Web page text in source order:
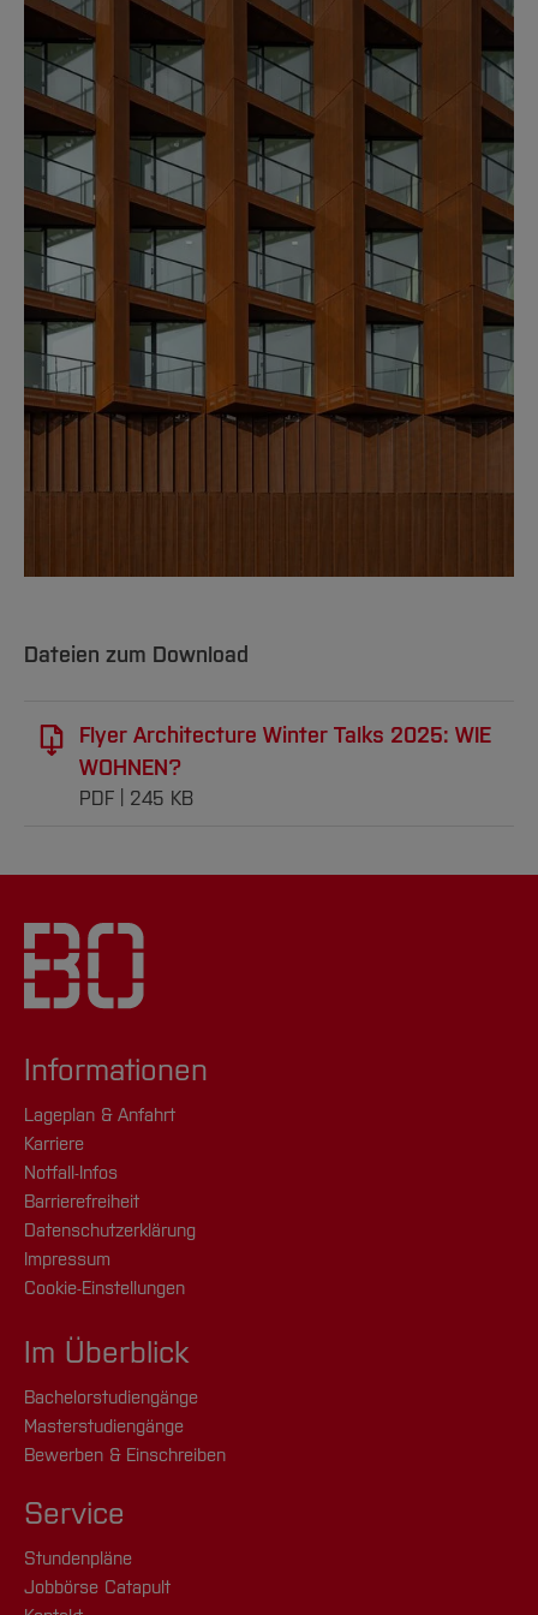
Dateien zum Download
Flyer Architecture Winter Talks 2025: WIE
WOHNEN?
PDF 245 KB
Informationen
Lageplan & Anfahrt
Karriere
Notfall-Infos
Barrierefreiheit
Datenschutzerklärung
Impressum
Cookie-Einstellungen
Im Überblick
Bachelorstudiengänge
Masterstudiengänge
Bewerben & Einschreiben
Service
Stundenpläne
Jobbörse Catapult